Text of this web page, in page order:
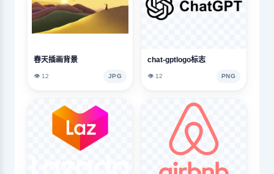
春天插画背景
👁️ 12 JPG
chat-gptlogo标志
👁️ 12 PNG